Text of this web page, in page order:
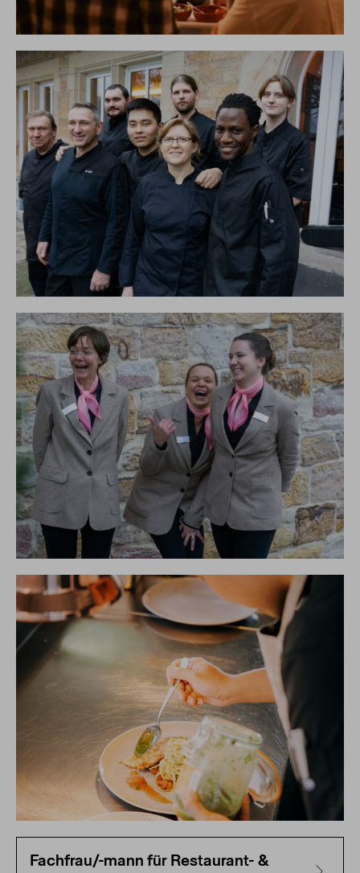
Fachfrau/-mann für Restaurant- &